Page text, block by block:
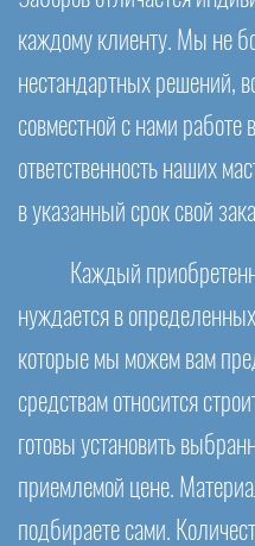
каждому клиенту. Мы не
нестандартных решений,
совместной с нами работе
ответственность наших
в указанный срок свой
Каждый
нуждается в
которые мы можем вам
средствам относится
готовы установить
приемлемой цене.
подбираете сами.